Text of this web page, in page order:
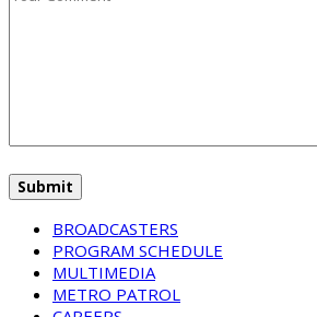
BROADCASTERS
PROGRAM SCHEDULE
MULTIMEDIA
METRO PATROL